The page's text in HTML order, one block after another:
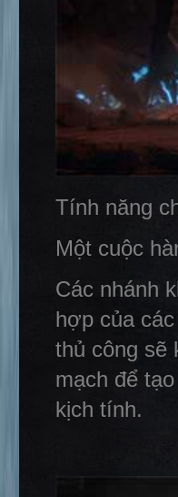
Tính năng
Một cuộc
Các nhánh
hợp của
thủ công sẽ
mạch để
kịch tính.